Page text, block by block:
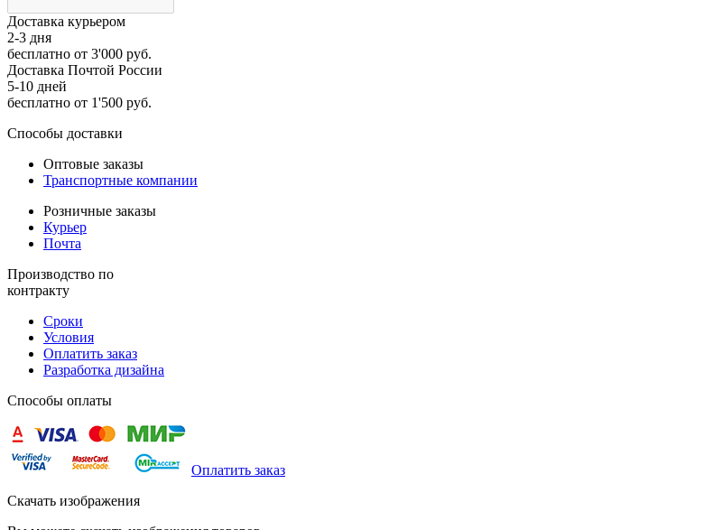
Доставка курьером
2-3 дня
бесплатно от 3'000 руб.
Доставка Почтой России
5-10 дней
бесплатно от 1'500 руб.
Способы доставки
Оптовые заказы
Транспортные компании
Розничные заказы
Курьер
Почта
Производство по
контракту
Сроки
Условия
Оплатить заказ
Разработка дизайна
Способы оплаты
Оплатить заказ
Скачать изображения